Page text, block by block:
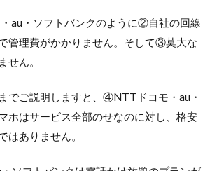
au・ソフトバンクのように②自社の回線
管理費がかかりません。そして③莫大な
せん。
でご説明しますと、④NTTドコモ・au・
ホはサービス全部のせなのに対し、格安
はありません。